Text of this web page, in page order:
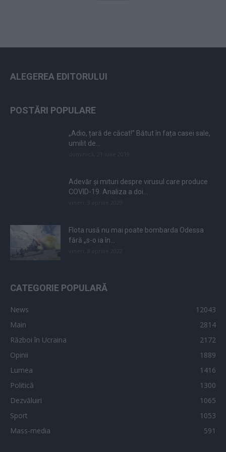
ALEGEREA EDITORULUI
POSTĂRI POPULARE
„Adio, țară de căcat!” Bătut în fața casei sale,
umilit de...
Adevăr și mituri despre virusul care produce
COVID-19. Analiza a doi...
Flota rusă nu mai poate bombarda Odessa
fără „s-o ia în...
CATEGORIE POPULARĂ
News
12043
Main
2814
Război în Ucraina
2172
Opinii
1889
Lumea
1416
Politică
1300
Dezvăluiri
1065
Sport
1053
Mass-media
591